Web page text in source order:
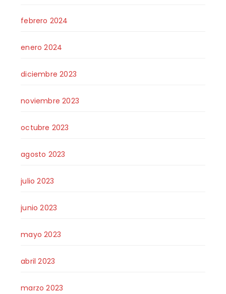
febrero 2024
enero 2024
diciembre 2023
noviembre 2023
octubre 2023
agosto 2023
julio 2023
junio 2023
mayo 2023
abril 2023
marzo 2023